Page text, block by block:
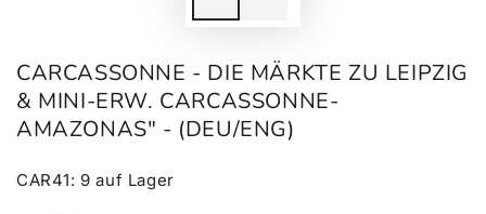
CARCASSONNE - DIE MÄRKTE ZU LEIPZIG
& MINI-ERW. CARCASSONNE-
AMAZONAS" - (DEU/ENG)
CAR41: 9 auf Lager